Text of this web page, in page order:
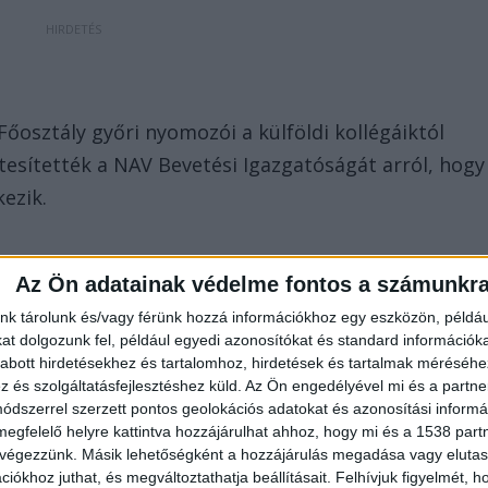
Az Ön adatainak védelme fontos a
tárolunk és/vagy férünk hozzá információkhoz egy eszközön,
dolgozunk fel, például egyedi azonosítókat és standard
hirdetésekhez és tartalomhoz, hirdetések és tartalmak
és szolgáltatásfejlesztéshez küld. Az Ön engedélyével mi és a
szerzett pontos geolokációs adatokat és azonosítási
helyre kattintva hozzájárulhat ahhoz, hogy mi és a 1538
Másik lehetőségként a hozzájárulás megadása vagy
juthat, és megváltoztathatja beállításait. Felhívjuk figyelmét,
győri nyomozói a külföldi kollégáiktól
a NAV Bevetési Igazgatóságát arról, hogy
az illegális rakománnyal teli gépkocsi
jutott át Olaszországba, ahonnan Szlovénián